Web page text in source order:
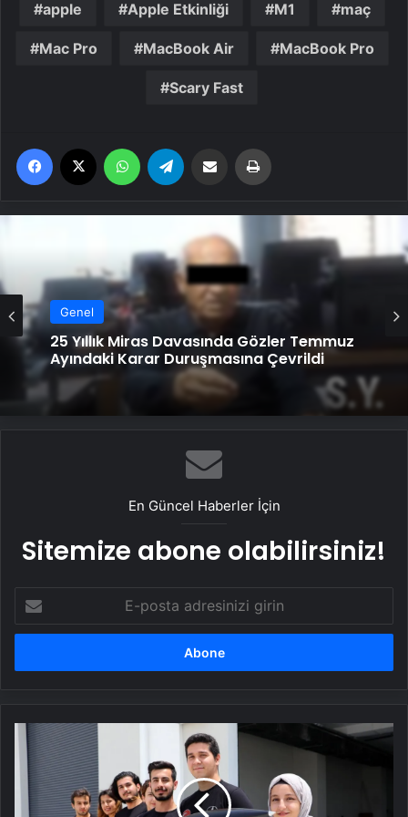
apple Apple Etkinliği M1 maç
Mac Pro MacBook Air MacBook Pro
Scary Fast
Facebook WhatsApp Email'den paylaş
Genel
25 Yıllık Miras Davasında Gözler Temmuz
Ayındaki Karar Duruşmasına Çevrildi
En Güncel Haberler İçin
Sitemize abone olabilirsiniz!
posta
adresinizi
Öğrencilerin
ürettiği
BİRGÜL roketi
TEKNOFEST
finalinde